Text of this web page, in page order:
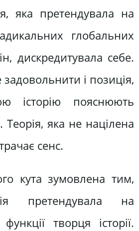
яка претендувала на
глобальних
дискредитувала себе.
і позиція,
історію пояснюють
яка не націлена
сенс.
кута зумовлена тим,
претендувала на
творця історії.